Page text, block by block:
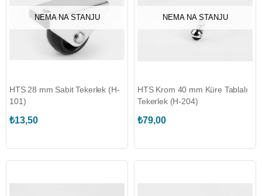
NEMA NA STANJU
HTS 28 mm Sabit Tekerlek (H-
101)
₺13,50
NEMA NA STANJU
HTS Krom 40 mm Küre Tablalı
Tekerlek (H-204)
₺79,00